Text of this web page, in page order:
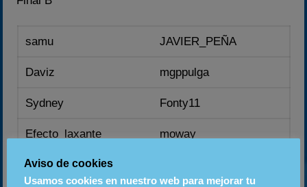
samu JAVIER_PEÑA
Daviz mgppulga
Sydney Fonty11
Efecto_laxante moway
NOBLE
Aviso de cookies
Usamos cookies en nuestro web para mejorar tu